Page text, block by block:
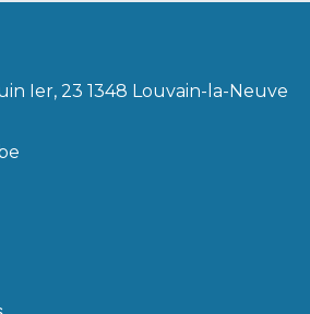
Ier, 23 1348 Louvain-la-Neuve